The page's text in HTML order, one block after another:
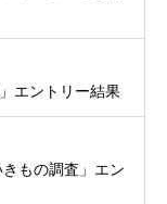
エントリー結果
もの調査」エン